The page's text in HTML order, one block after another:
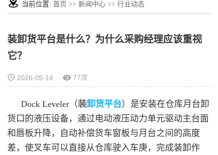
当前位置: 首页 >> 新闻中心 >> 行业动态
装卸货平台是什么？为什么采购经理应该重视
它？
2026-05-14 77次
Dock Leveler（装卸货平台）是安装在仓库月台卸
货口的液压设备，通过电动液压动力单元驱动主台面
和唇板升降，自动补偿货车窗板与月台之间的高度
差，使叉车可以直接从仓库驶入车庚，完成装卸作